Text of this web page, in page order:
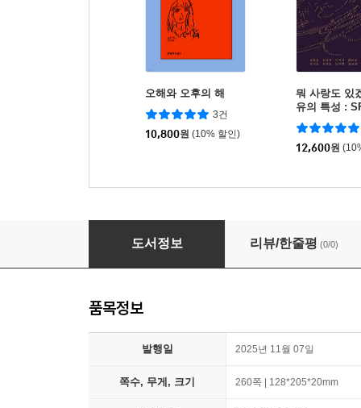
오해와 오후의 해
3건
10,800원 (10% 할인)
뭐 사랑도 있
유의 특성 :
12,600원
도서정보 리뷰/한줄평 (0/0)
품목정보
발행일 2025년 11월 07일
쪽수, 무게, 크기 260쪽 | 128*205*20mm